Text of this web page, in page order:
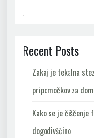
Recent Posts
Zakaj je tekalna
pripomočkov za
Kako se je čiščenje
dogodivščino